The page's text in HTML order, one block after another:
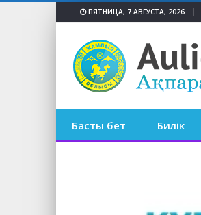
ПЯТНИЦА, 7 АВГУСТА, 2026
Басты бет Билік